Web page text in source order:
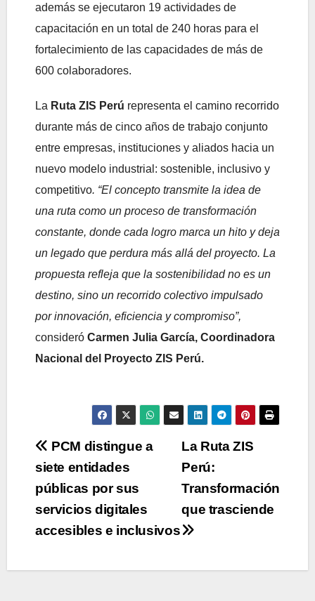
además se ejecutaron 19 actividades de
capacitación en un total de 240 horas para el
fortalecimiento de las capacidades de más de
600 colaboradores.
La Ruta ZIS Perú representa el camino recorrido
durante más de cinco años de trabajo conjunto
entre empresas, instituciones y aliados hacia un
nuevo modelo industrial: sostenible, inclusivo y
competitivo. “El concepto transmite la idea de
una ruta como un proceso de transformación
constante, donde cada logro marca un hito y deja
un legado que perdura más allá del proyecto. La
propuesta refleja que la sostenibilidad no es un
destino, sino un recorrido colectivo impulsado
por innovación, eficiencia y compromiso”,
consideró Carmen Julia García, Coordinadora
Nacional del Proyecto ZIS Perú.
Navegación
de
entradas
La Ruta ZIS
Perú:
Transformación
que trasciende
PCM distingue a
siete entidades
públicas por sus
servicios digitales
accesibles e inclusivos